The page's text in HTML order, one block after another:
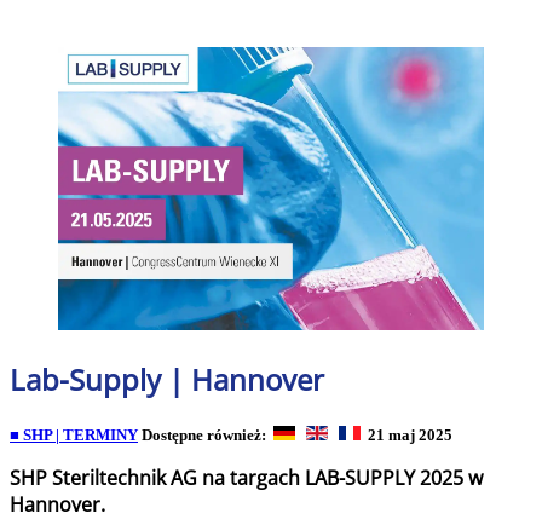
Lab-Supply | Hannover
■ SHP | TERMINY Dostępne również: 21 maj 2025
SHP Steriltechnik AG na targach LAB-SUPPLY 2025 w
Hannover.